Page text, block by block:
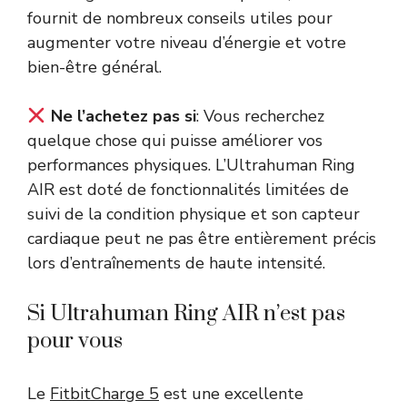
fournit de nombreux conseils utiles pour
augmenter votre niveau d’énergie et votre
bien-être général.
Ne l’achetez pas si: Vous recherchez
quelque chose qui puisse améliorer vos
performances physiques. L’Ultrahuman Ring
AIR est doté de fonctionnalités limitées de
suivi de la condition physique et son capteur
cardiaque peut ne pas être entièrement précis
lors d’entraînements de haute intensité.
Si Ultrahuman Ring AIR n’est pas
pour vous
Le FitbitCharge 5 est une excellente